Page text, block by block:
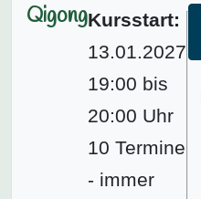
QigongKursstart:
13.01.2027
19:00 bis
20:00 Uhr
10 Termine
- immer